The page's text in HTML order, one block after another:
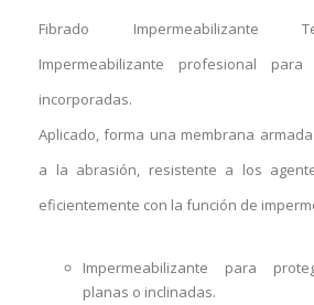
Fibrado Impermeabilizante
Impermeabilizante profesional
incorporadas.
Aplicado, forma una membrana
a la abrasión, resistente a los
eficientemente con la función de
Impermeabilizante para
planas o inclinadas.